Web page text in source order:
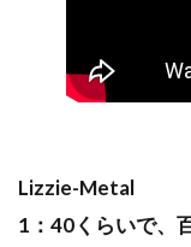
Lizzie-Metal
1：40くらいで、